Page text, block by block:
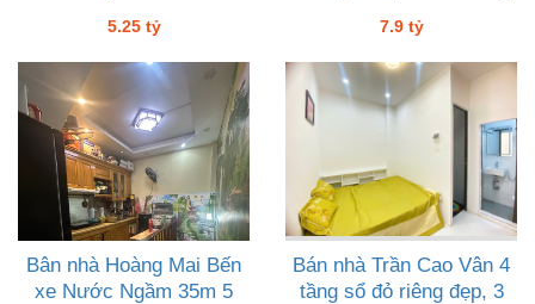
5.25 tỷ 7.9 tỷ
Bân nhà Hoàng Mai Bến
xe Nước Ngầm 35m 5
Bán nhà Trần Cao Vân 4
tầng sổ đỏ riêng đẹp, 3